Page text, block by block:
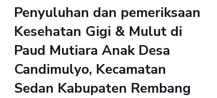
Penyuluhan dan pemeriksaan
Kesehatan Gigi & Mulut di
Paud Mutiara Anak Desa
Candimulyo, Kecamatan
Sedan Kabupaten Rembang